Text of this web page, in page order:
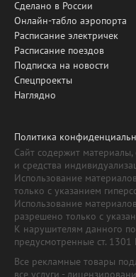
Сделано в России
Онлайн-табло аэропорта
Расписание электричек
Расписание поездов
Подписка на новости
Спецпроекты
Наглядно
Политика
Сайт содержит
и средства
Использование
только с указанием
Использование
разрешено только с
К нарушителям данного
предусмотренные ст.
Все рекламные товары
все услуги -